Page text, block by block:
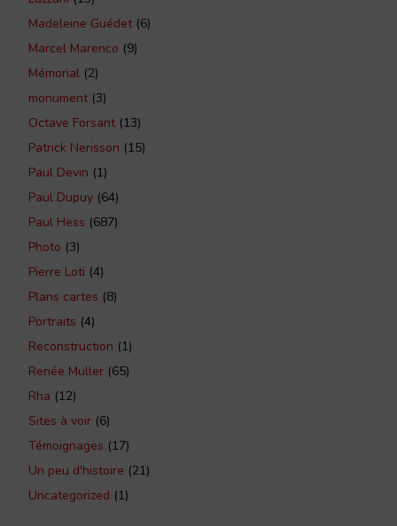
Madeleine Guédet(6)
Marcel Marenco (9)
Mémorial (2)
monument(3)
Octave Forsant(13)
Patrick Nerisson (15)
Paul Devin (1)
Paul Dupuy (64)
Paul Hess (687)
Photo (3)
Pierre Loti (4)
Plans cartes (8)
Portraits (4)
Reconstruction (1)
Renée Muller (65)
Rha (12)
Sites à voir (6)
Témoignages (17)
Un peu d'histoire (21)
Uncategorized (1)